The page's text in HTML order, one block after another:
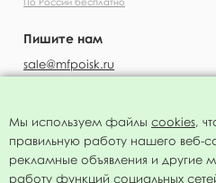
Пишите нам
sale@mfpoisk.ru
УЗНАВАЙТЕ ПЕРВЫМИ О
Мы используем файлы cookies,
правильную работу нашего веб-
рекламные объявления и другие
работу функций социальных